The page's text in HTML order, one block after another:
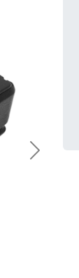
Next